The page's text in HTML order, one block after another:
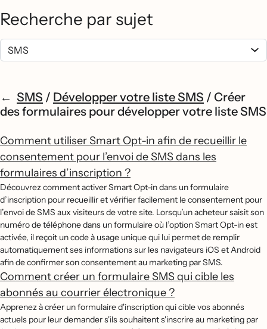
Recherche par sujet
SMS / Développer votre liste SMS / Créer
des formulaires pour développer votre liste SMS
Comment utiliser Smart Opt-in afin de recueillir le
consentement pour l’envoi de SMS dans les
formulaires d’inscription ?
Découvrez comment activer Smart Opt-in dans un formulaire
d’inscription pour recueillir et vérifier facilement le consentement pour
l’envoi de SMS aux visiteurs de votre site. Lorsqu’un acheteur saisit son
numéro de téléphone dans un formulaire où l’option Smart Opt-in est
activée, il reçoit un code à usage unique qui lui permet de remplir
automatiquement ses informations sur les navigateurs iOS et Android
afin de confirmer son consentement au marketing par SMS.
Comment créer un formulaire SMS qui cible les
abonnés au courrier électronique ?
Apprenez à créer un formulaire d'inscription qui cible vos abonnés
actuels pour leur demander s'ils souhaitent s'inscrire au marketing par